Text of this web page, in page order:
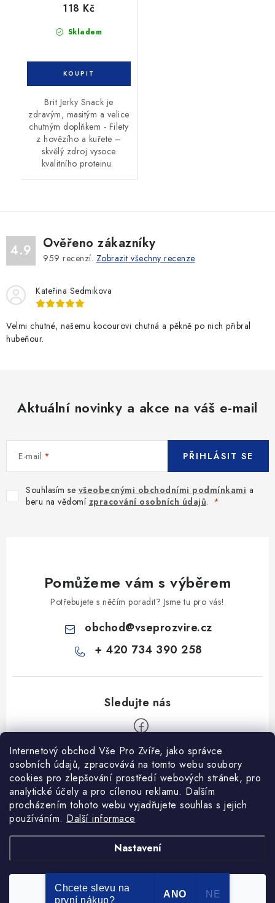
Internetový obchod Vše Pro Zvíře, jako správce
osobních údajů, zpracovává na tomto webu soubory
cookies pro zlepšování prostředí webových stránek, pro
analytické účely a pro cílenou reklamu. Dalším
procházením tohoto webu vyjadřujete souhlas s jejich
používáním. Další informace
Nastavení
Souhlasím
Skladem
118 Kč
Brit Jerky Snack je
zdravým, masitým a velice
chutným doplňkem - Filety
z hovězího a kuřete –
skvělý zdroj vysoce
kvalitního proteinu.
4.9 Ověřeno zákazníky
959 recenzí. Zobrazit všechny recenze
Kateřina Sedmikova
Velmi chutné, našemu kocourovi chutná a pěkně po nich přibral
hubeňour.
Aktuální novinky a akce na váš e-mail
E-mail
Souhlasím se všeobecnými obchodními podmínkami a
beru na vědomí zpracování osobních údajů.
PŘIHLÁSIT SE
Pomůžeme vám s výběrem
Potřebujete s něčím poradit? Jsme tu pro vás!
obchod@vseprozvire.cz
+ 420 734 390 258
Informace pro Vás
Ceník dopravy
Kontakty
Obchodní podmínky
Podmínky ochrany osobních údajů
Heuréka recenze
Copyright 2026Vše Pro Zvíře . Všechna práva vyhrazena.
Chcete slevu na
první nákup?
ANO NE